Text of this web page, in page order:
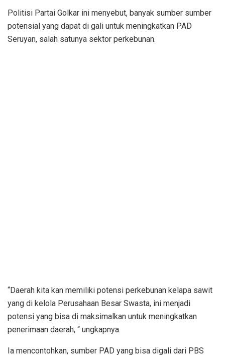
Politisi Partai Golkar ini menyebut, banyak sumber sumber
potensial yang dapat di gali untuk meningkatkan PAD
Seruyan, salah satunya sektor perkebunan.
“Daerah kita kan memiliki potensi perkebunan kelapa sawit
yang di kelola Perusahaan Besar Swasta, ini menjadi
potensi yang bisa di maksimalkan untuk meningkatkan
penerimaan daerah, “ ungkapnya.
Ia mencontohkan, sumber PAD yang bisa digali dari PBS